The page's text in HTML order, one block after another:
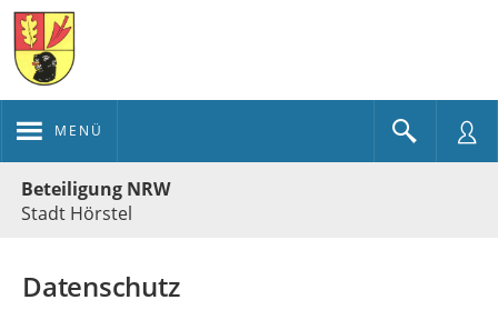
MENÜ
Beteiligung NRW
Stadt Hörstel
Datenschutz